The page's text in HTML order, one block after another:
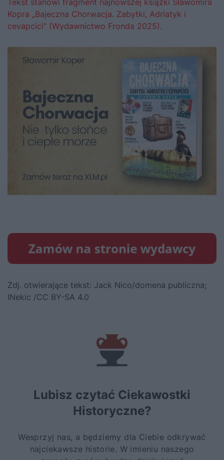
Tekst stanowi fragment najnowszej książki Sławomira
Kopra „Bajeczna Chorwacja. Zabytki, Adriatyk i
cevapcici” (Wydawnictwo Fronda 2025).
Zdj. otwierające tekst: Jack Nico/domena publiczna;
INekic /CC BY-SA 4.0